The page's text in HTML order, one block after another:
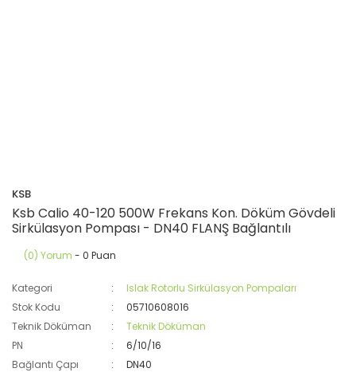
KSB
Ksb Calio 40-120 500W Frekans Kon. Döküm Gövdeli
Sirkülasyon Pompası - DN40 FLANŞ Bağlantılı
(0) Yorum - 0 Puan
Kategori
Islak Rotorlu Sirkülasyon Pompaları
Stok Kodu
05710608016
Teknik Döküman
Teknik Döküman
PN
6/10/16
Bağlantı Çapı
DN40